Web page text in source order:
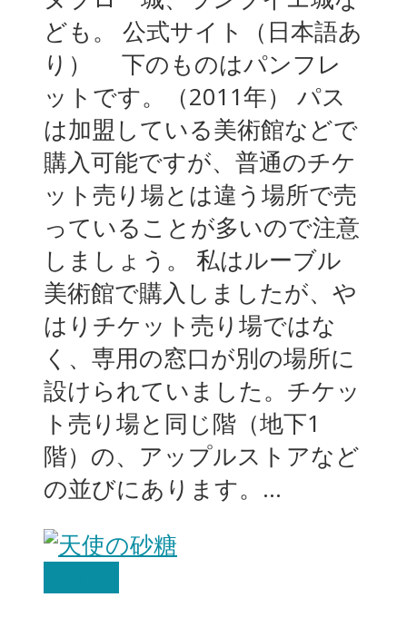
ども。 公式サイト（日本語あ
り） 下のものはパンフレ
ットです。（2011年） パス
は加盟している美術館などで
購入可能ですが、普通のチケ
ット売り場とは違う場所で売
っていることが多いので注意
しましょう。 私はルーブル
美術館で購入しましたが、や
はりチケット売り場ではな
く、専用の窓口が別の場所に
設けられていました。チケッ
ト売り場と同じ階（地下1
階）の、アップルストアなど
の並びにあります。...